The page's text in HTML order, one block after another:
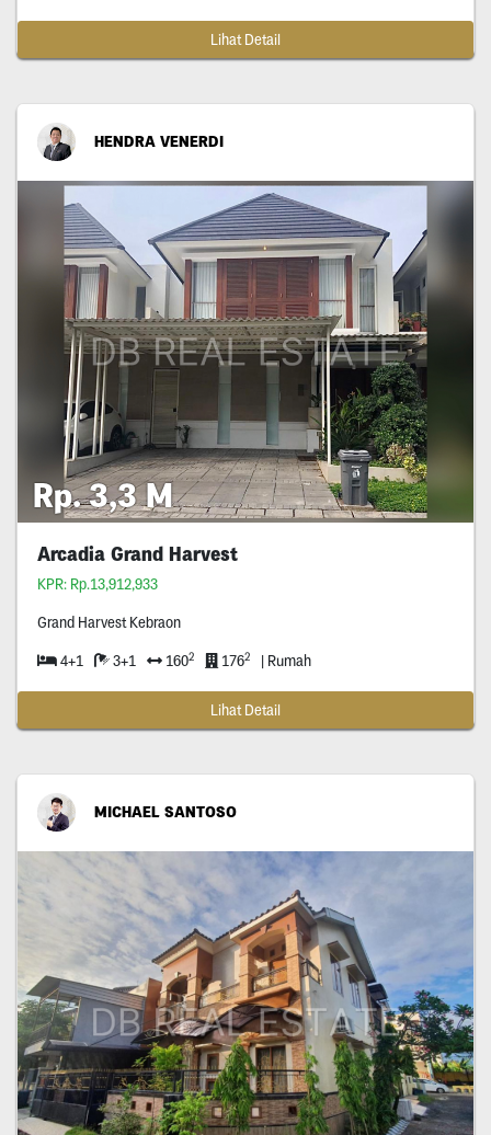
Lihat Detail
HENDRA VENERDI
Rp. 3,3 M
Arcadia Grand Harvest
KPR: Rp.13,912,933
Grand Harvest Kebraon
4+1 3+1 1602 1762 | Rumah
Lihat Detail
MICHAEL SANTOSO